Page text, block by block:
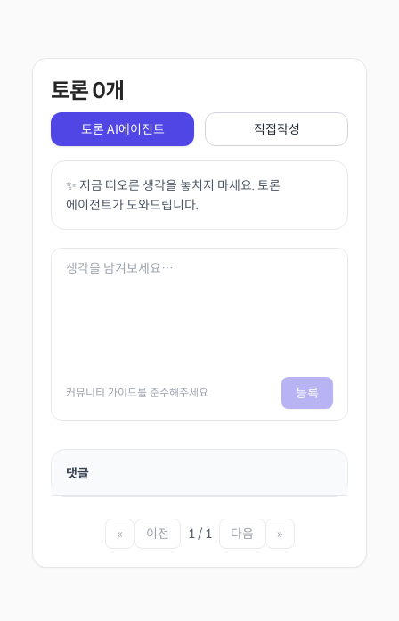
토론0개
토론 AI에이전트 직접작성
✨ 지금 떠오른 생각을 놓치지 마세요. 토론
에이전트가 도와드립니다.
커뮤니티 가이드를 준수해주세요 등록
댓글
« 이전 1 / 1 다음 »